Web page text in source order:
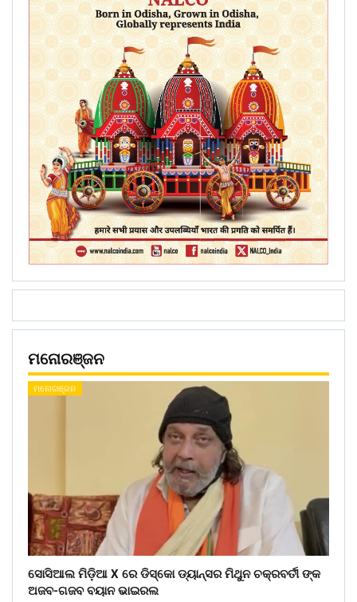
ମନୋରଞ୍ଜନ
ମନୋରଞ୍ଜନ
ସୋସିଆଲ ମିଡ଼ିଆ X ରେ ଡିସ୍କୋ ଡ୍ୟାନ୍ସର ମିଥୁନ ଚକ୍ରବର୍ତୀ ଙ୍କ
ଅଜବ-ଗଜବ ବୟାନ ଭାଇରଲ